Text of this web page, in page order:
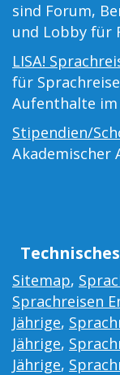
sind Forum,
und Lobby für
LISA!
für
Aufenthalte im
Stipendien/
Akademischer
Sitemap,
Sprachreisen
Jährige,
Jährige,
Jährige,